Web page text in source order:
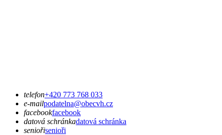
telefon+420 773 768 033
e-mailpodatelna@obecvh.cz
facebookfacebook
datová schránkadatová schránka
seniořisenioři